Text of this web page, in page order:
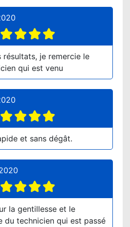
résultats, je remercie le
qui est venu
et sans dégât.
la gentillesse et le
du technicien qui est passé